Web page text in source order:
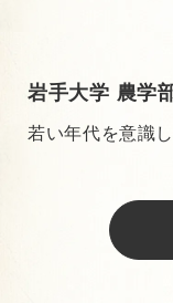
岩手大学 農学
若い年代を意識